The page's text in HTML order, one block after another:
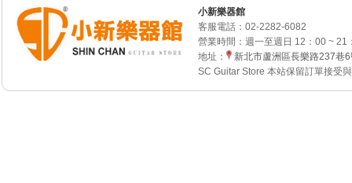
小新樂器館
客服電話： 02-2282-6082
營業時間：週一至週日 12：00 ~ 21
地址：
新北市蘆洲區長樂路237巷
SC Guitar Store 本站保留訂單接受